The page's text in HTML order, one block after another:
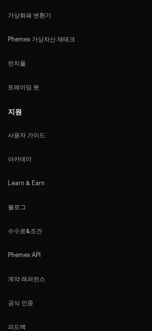
가상화폐 변환기
Phemex 가상자산 재테크
런치풀
트레이딩 봇
지원
사용자 가이드
아카데미
Learn & Earn
블로그
수수료&조건
Phemex API
계약 레퍼런스
공식 인증
피드백